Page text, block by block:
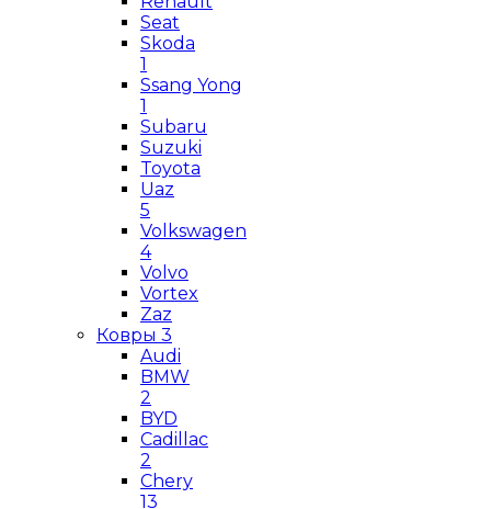
Seat
Skoda
1
Ssang Yong
1
Subaru
Suzuki
Toyota
Uaz
5
Volkswagen
4
Volvo
Vortex
Zaz
Ковры 3
Audi
BMW
2
BYD
Cadillac
2
Chery
13